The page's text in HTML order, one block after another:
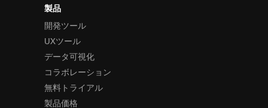
アンドドロップツール、無限のテーマオプション、
標準ベースのコード出力
データ可視化
サービス
サービスとサポート
ビス・サポートメニューをご用意しております
有償技術支援
製品
開発ツール
UXツール
データ可視化
コラボレーション
無料トライアル
製品価格